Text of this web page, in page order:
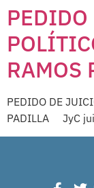
RAMOS
PEDIDO DE
PADILLA JyC